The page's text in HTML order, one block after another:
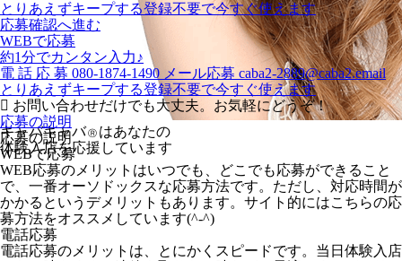
キャバキャバⓇ はあなたの
体験入店を応援しています
とりあえずキープする登録不要で今すぐ使えます
応募確認へ進む
WEBで応募
約1分でカンタン入力♪
電 話 応 募 080-1874-1490 メール応募 caba2-2889@caba2.email
とりあえずキープする登録不要で今すぐ使えます
お問い合わせだけでも大丈夫。お気軽にどうぞ！
応募の説明
応募の説明
WEBで応募
WEB応募のメリットはいつでも、どこでも応募ができること
で、一番オーソドックスな応募方法です。ただし、対応時間が
かかるというデメリットもあります。サイト的にはこちらの応
募方法をオススメしています(^-^)
電話応募
電話応募のメリットは、とにかくスピードです。当日体験入店